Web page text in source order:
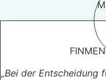
„Bei der